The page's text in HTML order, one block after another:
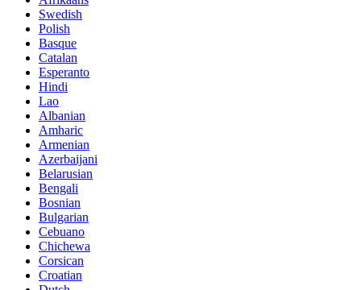
Swedish
Polish
Basque
Catalan
Esperanto
Hindi
Lao
Albanian
Amharic
Armenian
Azerbaijani
Belarusian
Bengali
Bosnian
Bulgarian
Cebuano
Chichewa
Corsican
Croatian